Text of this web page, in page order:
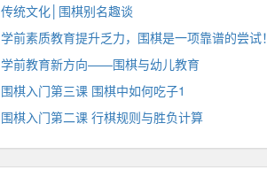
传统文化│围棋别名趣谈
学前素质教育提升乏力，围棋是一项靠谱的尝试！
学前教育新方向——围棋与幼儿教育
围棋入门第三课 围棋中如何吃子1
围棋入门第二课 行棋规则与胜负计算